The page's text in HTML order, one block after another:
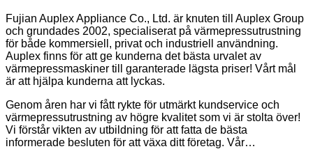
Fujian Auplex Appliance Co., Ltd. är knuten till Auplex Group
och grundades 2002, specialiserat på värmepressutrustning
för både kommersiell, privat och industriell användning.
Auplex finns för att ge kunderna det bästa urvalet av
värmepressmaskiner till garanterade lägsta priser! Vårt mål
är att hjälpa kunderna att lyckas.
Genom åren har vi fått rykte för utmärkt kundservice och
värmepressutrustning av högre kvalitet som vi är stolta över!
Vi förstår vikten av utbildning för att fatta de bästa
informerade besluten för att växa ditt företag. Vår…